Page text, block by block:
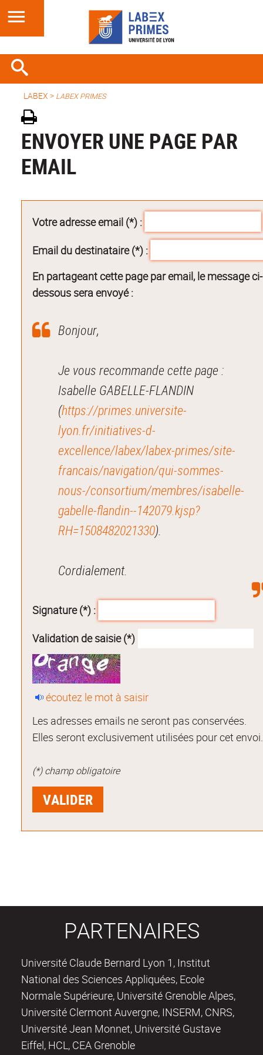
LABEX > LABEX PRIMES
ENVOYER UNE PAGE PAR
EMAIL
Votre adresse email (*) :
Email du destinataire (*) :
En partageant cette page par email, le message ci-
dessous sera envoyé :
Bonjour,
Je vous recommande cette page :
Isabelle GABELLE-FLANDIN
(https://primes.universite-
lyon.fr/initiatives-d-
excellence/labex/labex-primes/site-
francais/navigation/qui-sommes-
nous-/consortium/membres/isabelle-
gabelle-flandin--142079.kjsp?
RH=1508482021330).
Cordialement.
Signature (*) :
Validation de saisie (*)
écoutez le mot à saisir
Les adresses emails ne seront pas conservées.
Elles seront exclusivement utilisées pour cet envoi.
(*) champ obligatoire
PARTENAIRES
Université Claude Bernard Lyon 1, Institut
National des Sciences Appliquées, Ecole
Normale Supérieure, Université Grenoble Alpes,
Université Clermont Auvergne, INSERM, CNRS,
Université Jean Monnet, Université Gustave
Eiffel, HCL, CEA Grenoble